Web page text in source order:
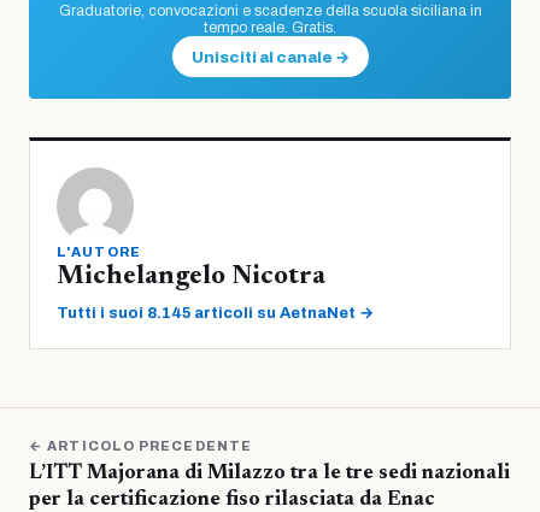
Graduatorie, convocazioni e scadenze della scuola siciliana in
tempo reale. Gratis.
Unisciti al canale →
L'AUTORE
Michelangelo Nicotra
Tutti i suoi 8.145 articoli su AetnaNet →
← ARTICOLO PRECEDENTE
L’ITT Majorana di Milazzo tra le tre sedi nazionali
per la certificazione fiso rilasciata da Enac